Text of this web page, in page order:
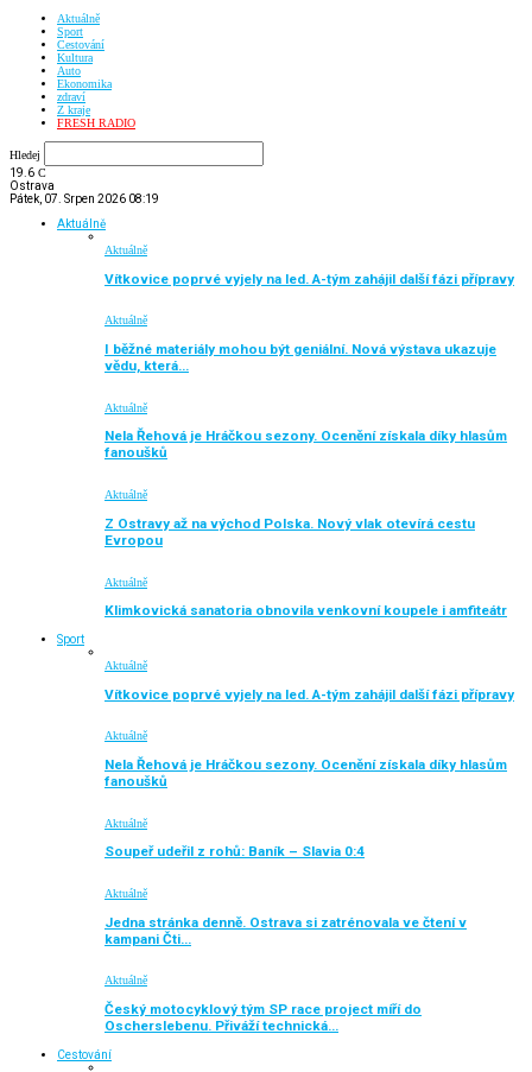
Aktuálně
Sport
Cestování
Kultura
Auto
Ekonomika
zdraví
Z kraje
FRESH RADIO
Hledej
19.6 C
Ostrava
Pátek, 07. Srpen 2026 08:19
Aktuálně
Aktuálně
Vítkovice poprvé vyjely na led. A-tým zahájil další fázi přípravy
Aktuálně
I běžné materiály mohou být geniální. Nová výstava ukazuje
vědu, která…
Aktuálně
Nela Řehová je Hráčkou sezony. Ocenění získala díky hlasům
fanoušků
Aktuálně
Z Ostravy až na východ Polska. Nový vlak otevírá cestu
Evropou
Aktuálně
Klimkovická sanatoria obnovila venkovní koupele i amfiteátr
Sport
Aktuálně
Vítkovice poprvé vyjely na led. A-tým zahájil další fázi přípravy
Aktuálně
Nela Řehová je Hráčkou sezony. Ocenění získala díky hlasům
fanoušků
Aktuálně
Soupeř udeřil z rohů: Baník – Slavia 0:4
Aktuálně
Jedna stránka denně. Ostrava si zatrénovala ve čtení v
kampani Čti…
Aktuálně
Český motocyklový tým SP race project míří do
Oscherslebenu. Přiváží technická…
Cestování